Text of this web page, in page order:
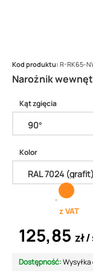
Narożnik
Kod produktu: R-RK65-
Kąt zgięcia
Kolor
z VAT
125,85 zł
Dostępność: